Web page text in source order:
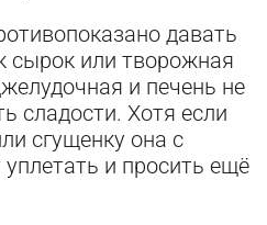
давать
сырок или творожная
и печень не
сладости. Хотя если
сгущенку она с
и просить ещё